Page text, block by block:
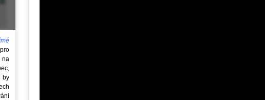
pro
na
by